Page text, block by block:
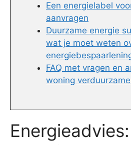
Een energielabel
aanvragen
Duurzame energie
wat je moet weten
FAQ met vragen en
woning
Energieadvies: